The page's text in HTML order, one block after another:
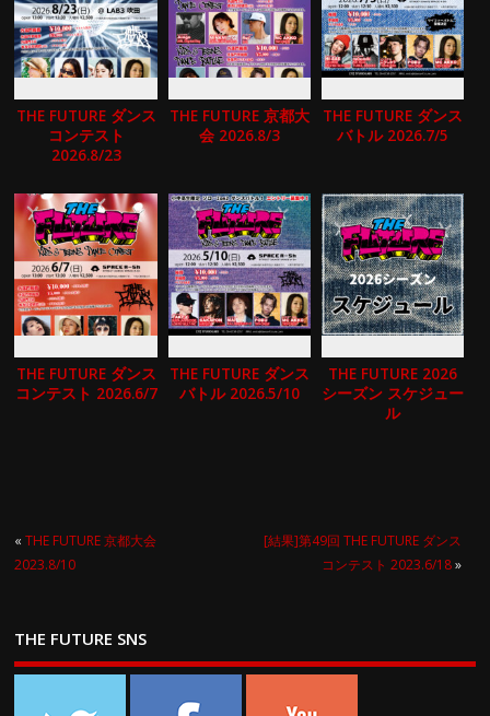
THE FUTURE ダンス
コンテスト
2026.8/23
THE FUTURE 京都大
会 2026.8/3
THE FUTURE ダンス
バトル 2026.7/5
THE FUTURE ダンス
コンテスト 2026.6/7
THE FUTURE ダンス
バトル 2026.5/10
THE FUTURE 2026
シーズン スケジュー
ル
«THE FUTURE 京都大会
2023.8/10
[結果]第49回 THE FUTURE ダンス
コンテスト 2023.6/18»
THE FUTURE SNS